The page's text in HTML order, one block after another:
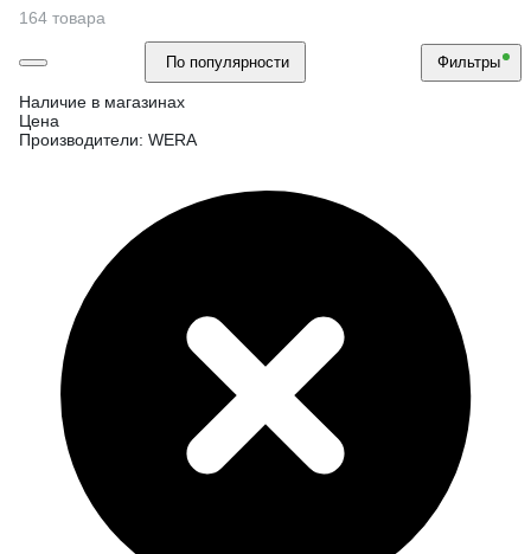
164 товара
По популярности Фильтры
Наличие в магазинах
Цена
Производители: WERA